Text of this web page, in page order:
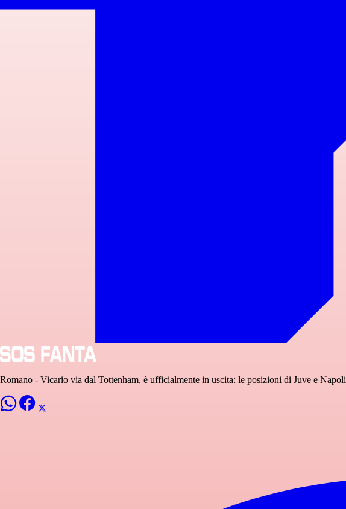
Romano - Vicario via dal Tottenham, è ufficialmente in uscita: le posizioni di Juve e Napoli